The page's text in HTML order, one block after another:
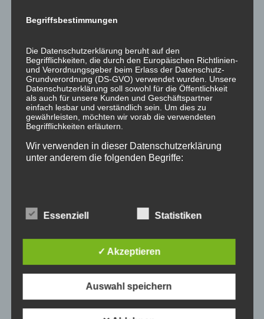
20.9.2023, 1 Ob 77/23i
Kategorien
Allgemein
Allgemeines Zivilrecht
Maklerrecht
Publikation
Werkvertrags- und Baurecht
Archiv
Begriffsbestimmungen
Die Datenschutzerklärung beruht auf den
Begrifflichkeiten, die durch den Europäischen Richtlinien-
und Verordnungsgeber beim Erlass der Datenschutz-
Grundverordnung (DS-GVO) verwendet wurden. Unsere
Datenschutzerklärung soll sowohl für die Öffentlichkeit
als auch für unsere Kunden und Geschäftspartner
einfach lesbar und verständlich sein. Um dies zu
gewährleisten, möchten wir vorab die verwendeten
Begrifflichkeiten erläutern.
Wir verwenden in dieser Datenschutzerklärung
unter anderem die folgenden Begriffe:
Person (im Folgenden „betroffene Person") beziehen.
Zuordnung zu einer Kennung wie einem Namen, zu
einer Kennnummer, zu Standortdaten, zu einer Online-
Kennung oder zu einem oder mehreren besonderen
Merkmalen, die Ausdruck der physischen,
Essenziell Statistiken
✓ Akzeptieren
Auswahl speichern